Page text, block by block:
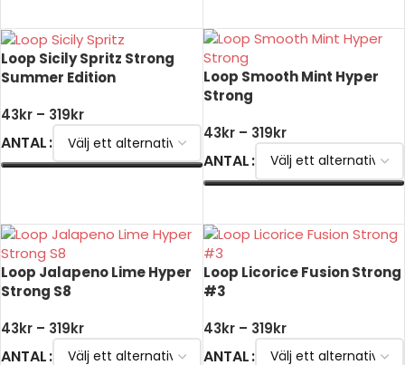
Loop Sicily Spritz Strong
Summer Edition
43kr – 319kr
ANTAL
Loop Smooth Mint Hyper
Strong
43kr – 319kr
ANTAL
Loop Jalapeno Lime Hyper
Strong S8
43kr – 319kr
ANTAL
Loop Licorice Fusion Strong
#3
43kr – 319kr
ANTAL